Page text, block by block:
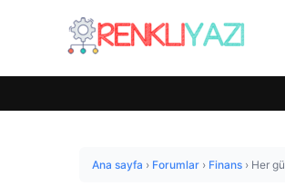
Ana sayfa › Forumlar › Finans › Her